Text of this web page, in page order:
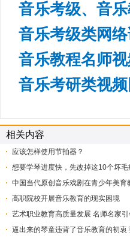
音乐考级、音
音乐考级类网
音乐教程名师
音乐考研类视
相关内容
应该怎样使用节拍器？
想要学琴进度快，先改掉这10个坏毛
中国当代原创音乐戏剧在青少年美育
高职院校开展音乐教育的现实困境
艺术职业教育高质量发展 名师名家引
逼出来的琴童违背了音乐教育的初衷